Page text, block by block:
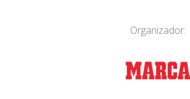
Organizador: